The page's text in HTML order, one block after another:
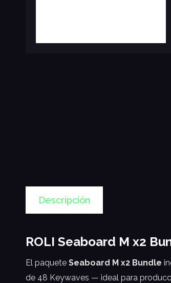
Descripción
ROLI Seaboard M x2
El paquete Seaboard M x2 Bundle
de 48 Keywaves — ideal para